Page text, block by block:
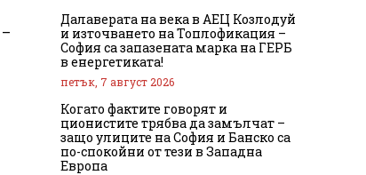
Далаверата на века в АЕЦ Козлодуй
и източването на Топлофикация –
София са запазената марка на ГЕРБ
в енергетиката!
петък, 7 август 2026
Когато фактите говорят и
ционистите трябва да замълчат –
защо улиците на София и Банско са
по-спокойни от тези в Западна
Европа